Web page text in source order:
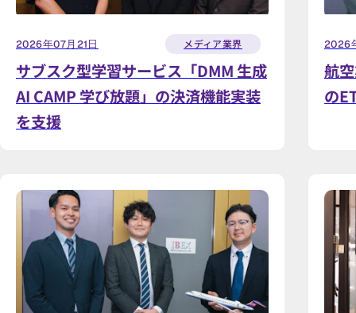
2026年07月21日 メディア業界
サブスク型学習サービス「DMM 生成
AI CAMP 学び放題」の決済機能実装
を支援
2026
航
の